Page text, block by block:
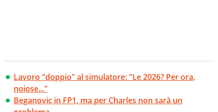
Lavoro "doppio" al simulatore: "Le 2026? Per ora,
noiose..."
Beganovic in FP1, ma per Charles non sarà un